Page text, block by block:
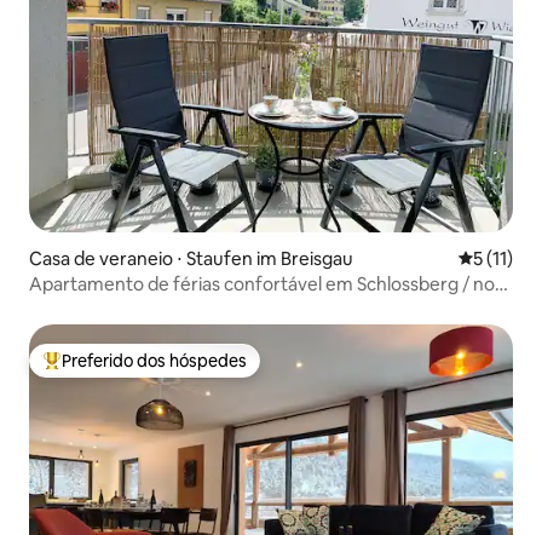
Casa de veraneio ⋅ Staufen im Breisgau 5 de uma
5 (11)
Apartamento de férias confortável em Schlossberg / no
Entre os melhores preferidos dos hóspedes
Preferido dos hóspedes